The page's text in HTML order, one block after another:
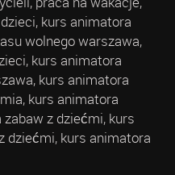
kurs animatora
wolnego warszawa,
kurs animatora
kurs animatora
kurs animatora
z dziećmi, kurs
dziećmi, kurs animatora